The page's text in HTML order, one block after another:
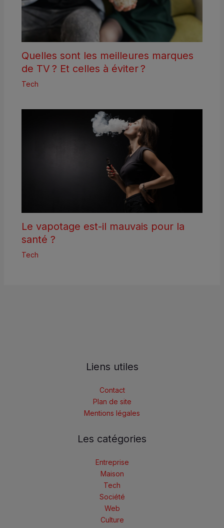
Quelles sont les meilleures marques
de TV ? Et celles à éviter ?
Tech
Le vapotage est-il mauvais pour la
santé ?
Tech
Liens utiles
Contact
Plan de site
Mentions légales
Les catégories
Entreprise
Maison
Tech
Société
Web
Culture